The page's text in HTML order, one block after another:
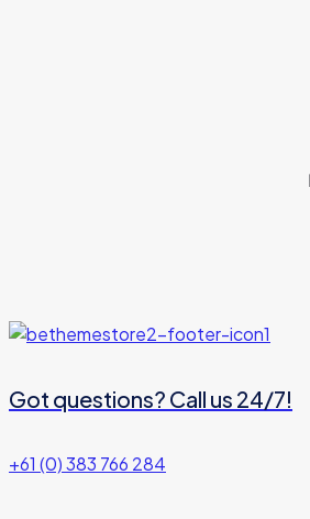
Got questions? Call us 24/7!
+61 (0) 383 766 284